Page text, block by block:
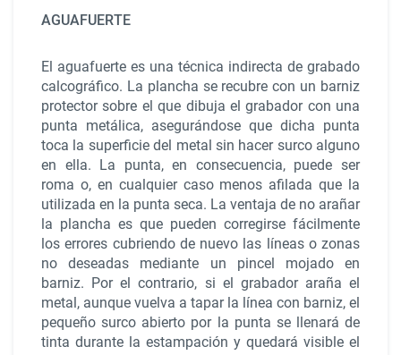
AGUAFUERTE
El aguafuerte es una técnica indirecta de grabado
calcográfico. La plancha se recubre con un barniz
protector sobre el que dibuja el grabador con una
punta metálica, asegurándose que dicha punta
toca la superficie del metal sin hacer surco alguno
en ella. La punta, en consecuencia, puede ser
roma o, en cualquier caso menos afilada que la
utilizada en la punta seca. La ventaja de no arañar
la plancha es que pueden corregirse fácilmente
los errores cubriendo de nuevo las líneas o zonas
no deseadas mediante un pincel mojado en
barniz. Por el contrario, si el grabador araña el
metal, aunque vuelva a tapar la línea con barniz, el
pequeño surco abierto por la punta se llenará de
tinta durante la estampación y quedará visible el